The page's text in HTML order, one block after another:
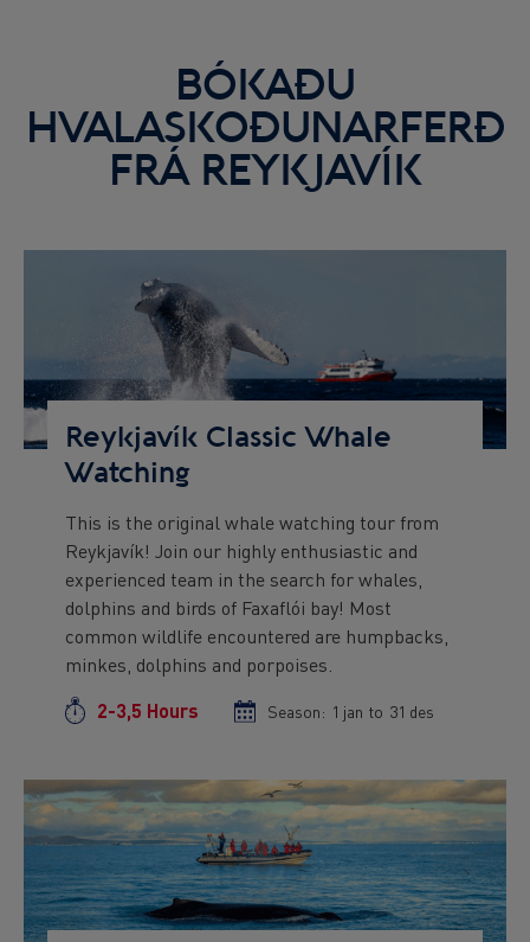
BÓKAÐU
HVALASKOÐUNARFERÐ
FRÁ REYKJAVÍK
Reykjavík Classic Whale
Watching
Preview
text
This is the original whale watching tour from
Reykjavík! Join our highly enthusiastic and
experienced team in the search for whales,
dolphins and birds of Faxaflói bay! Most
common wildlife encountered are humpbacks,
minkes, dolphins and porpoises.
Duration
2-3,5 Hours Season: Season
1 jan to Season
31 des
Preview
Image